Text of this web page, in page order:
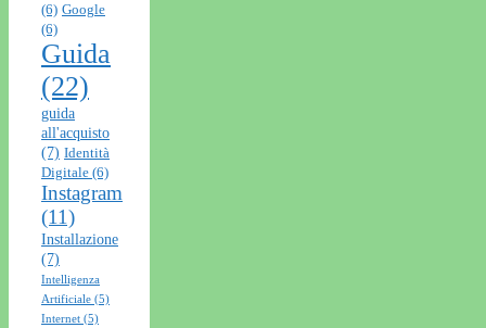
(6) Google
(6)
Guida
(22)
guida
all'acquisto
(7) Identità
Digitale (6)
Instagram
(11)
Installazione
(7)
Intelligenza
Artificiale (5)
Internet (5)